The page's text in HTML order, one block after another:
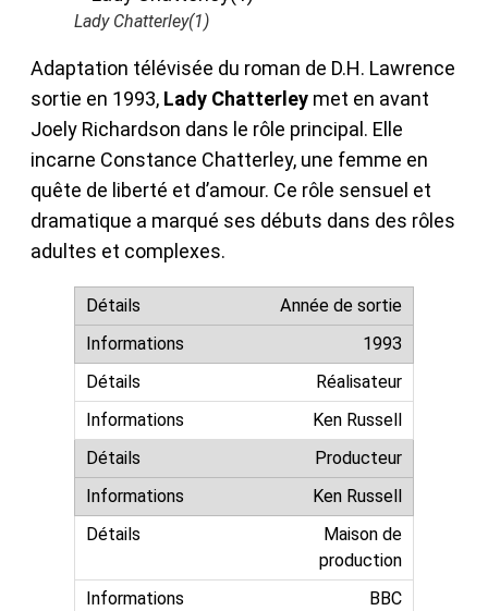
Lady Chatterley(1)
Adaptation télévisée du roman de D.H. Lawrence
sortie en 1993, Lady Chatterley met en avant
Joely Richardson dans le rôle principal. Elle
incarne Constance Chatterley, une femme en
quête de liberté et d’amour. Ce rôle sensuel et
dramatique a marqué ses débuts dans des rôles
adultes et complexes.
Année de sortie
1993
Réalisateur
Ken Russell
Producteur
Ken Russell
Maison de
production
BBC